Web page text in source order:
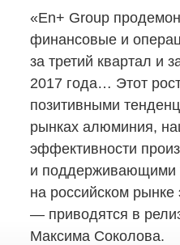
«En+ Group
финансовые и
за третий квартал и
2017 года… Этот
позитивными
рынках алюминия,
эффективности
и поддерживающими
на российском рынке
— приводятся в
Максима Соколова.